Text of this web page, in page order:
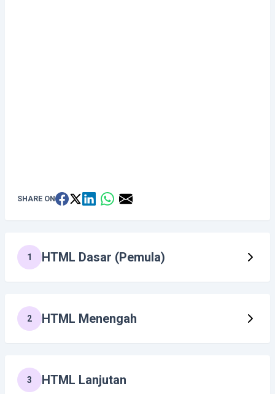
SHARE ON
1 HTML Dasar (Pemula)
2 HTML Menengah
3 HTML Lanjutan